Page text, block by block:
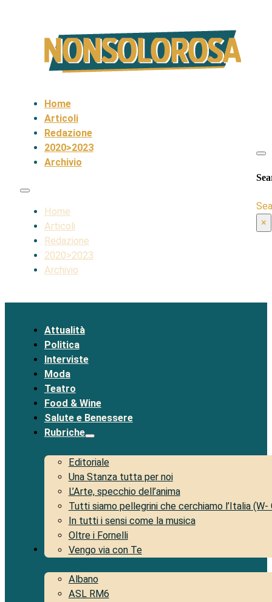
Home
Articoli
Redazione
2020>2023
Archivio
Home
Articoli
Redazione
2020>2023
Archivio
×
Attualità
Politica
Interviste
Moda
Teatro
Food & Wine
Salute e Benessere
Rubriche
Editoriale
Una Stanza tutta per noi
L’Arte, specchio dell’anima
Tutti siamo pellegrini che cerchiamo l’Italia (W-
In tutti i sensi come la musica
Oltre i Fornelli
Vengo via con Te
Territorio
Albano
ASL RM6